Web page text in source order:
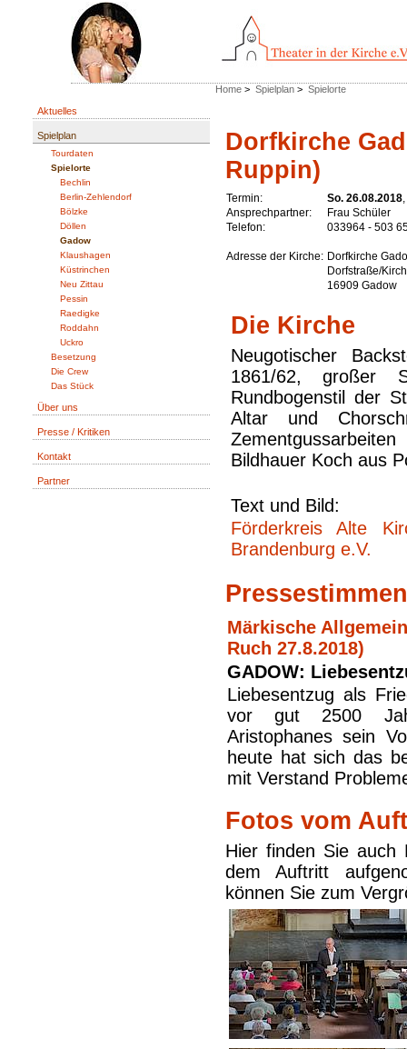
Home > Spielplan > Spielorte
Aktuelles
Spielplan
Tourdaten
Spielorte
Bechlin
Berlin-Zehlendorf
Bölzke
Döllen
Gadow
Klaushagen
Küstrinchen
Neu Zittau
Pessin
Raedigke
Roddahn
Uckro
Besetzung
Die Crew
Das Stück
Über uns
Presse / Kritiken
Kontakt
Partner
Dorfkirche
Ruppin)
Termin: So. 26.08.2018
Ansprechpartner:
Frau Schüler
Telefon:
033964 - 503
Adresse der Kirche: Dorfkirche
Dorfstraße/
16909 Gadow
Die Kirche
Neugotischer
1861/62, großer
Rundbogenstil der
Altar und
Bildhauer Koch aus
Text und Bild:
Förderkreis Alte
Brandenburg e.V.
Märkische
Ruch 27.8.2018)
GADOW:
Liebesentzug als
vor gut 2500
Aristophanes sein
heute hat sich das
mit Verstand
Fotos vom
Hier finden Sie auch
dem Auftritt
können Sie zum